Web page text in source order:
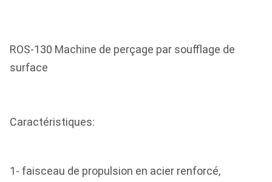
ROS-130 Machine de perçage par soufflage de
surface
Caractéristiques:
1- faisceau de propulsion en acier renforcé,